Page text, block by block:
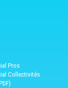
Pros
Collectivités